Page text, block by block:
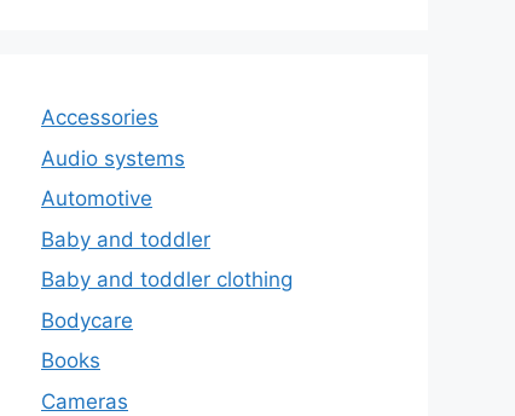
Accessories
Audio systems
Automotive
Baby and toddler
Baby and toddler clothing
Bodycare
Books
Cameras